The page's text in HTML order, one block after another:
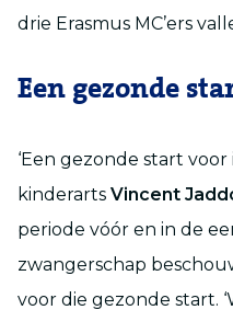
drie Erasmus MC’ers
Een gezonde
‘Een gezonde start voor
kinderarts Vincent
periode vóór en in de
zwangerschap
voor die gezonde start.